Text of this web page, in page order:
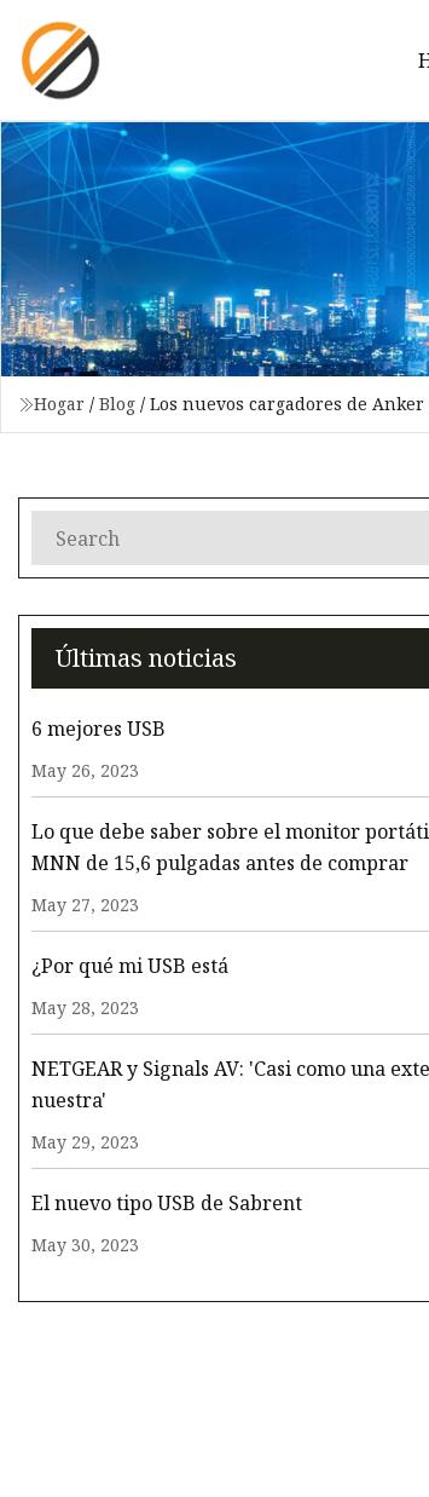
Hogar / Blog / Los nuevos cargadores de Anker
Últimas noticias
6 mejores USB
May 26, 2023
Lo que debe saber sobre el monitor
MNN de 15,6 pulgadas antes de comprar
May 27, 2023
¿Por qué mi USB está
May 28, 2023
NETGEAR y Signals AV: 'Casi como una
nuestra'
May 29, 2023
El nuevo tipo USB de Sabrent
May 30, 2023